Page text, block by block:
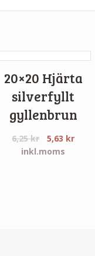
20×20 Hjärta
silverfyllt
gyllenbrun
6,25kr 5,63 kr
inkl.moms